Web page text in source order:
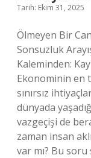
Tarih: Ekim 31, 2025
Ölmeyen Bir
Sonsuzluk
Kaleminden:
Ekonominin en
sınırsız
dünyada
vazgeçişi de
zaman insan
var mı? Bu